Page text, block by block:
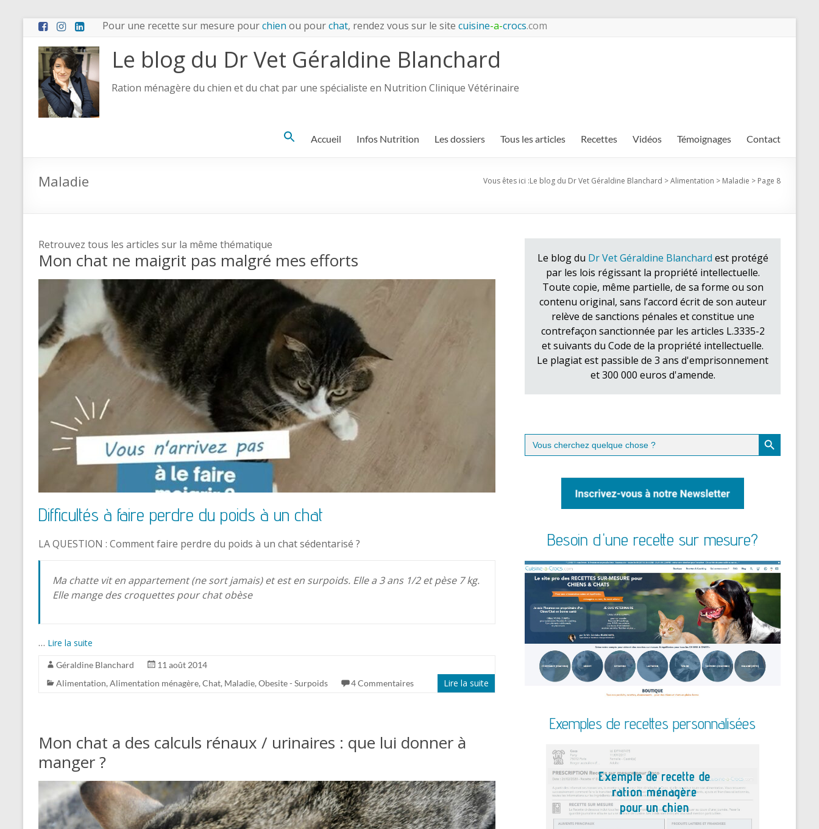
Pour une recette sur mesure pourchien ou pourchat, rendez vous sur le site cuisine-a-crocs.com
Le blog du Dr Vet Géraldine Blanchard
Ration ménagère du chien et du chat par une spécialiste en Nutrition Clinique Vétérinaire
Search Accueil Infos Nutrition Les dossiers Tous les articles Recettes Vidéos Témoignages Contact
Maladie Vous êtes ici :Le blog du Dr Vet Géraldine Blanchard >Alimentation > Maladie > Page 8
Retrouvez tous les articles sur la même thématique
Mon chat ne maigrit pas malgré mes efforts
Difficultés à faire perdre du poids à un chat
LA QUESTION : Comment faire perdre du poids à un chat sédentarisé ?
Ma chatte vit en appartement (ne sort jamais) et est en surpoids. Elle a 3 ans 1/2 et pèse 7 kg.
Elle mange des croquettes pour chat obèse
… Lire la suite
Géraldine Blanchard
11 août 2014
Alimentation, Alimentation ménagère, Chat, Maladie, Obesite - Surpoids 4 Commentaires Lire la suite
Mon chat a des calculs rénaux / urinaires : que lui donner à
manger ?
Le blog du Dr Vet Géraldine Blanchard est protégé
par les lois régissant la propriété intellectuelle.
Toute copie, même partielle, de sa forme ou son
contenu original, sans l’accord écrit de son auteur
relève de sanctions pénales et constitue une
contrefaçon sanctionnée par les articles L.3335-2
et suivants du Code de la propriété intellectuelle.
Le plagiat est passible de 3 ans d'emprisonnement
et 300 000 euros d'amende.
Search
for:
Search Button
Besoin d'une recette sur mesure?
Exemples de recettes personnalisées